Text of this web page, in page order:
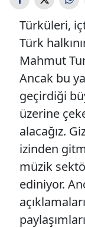
Türküleri,
Türk
Mahmut
Ancak bu
geçirdiği
üzerine
alacağız.
izinden
müzik
ediniyor.